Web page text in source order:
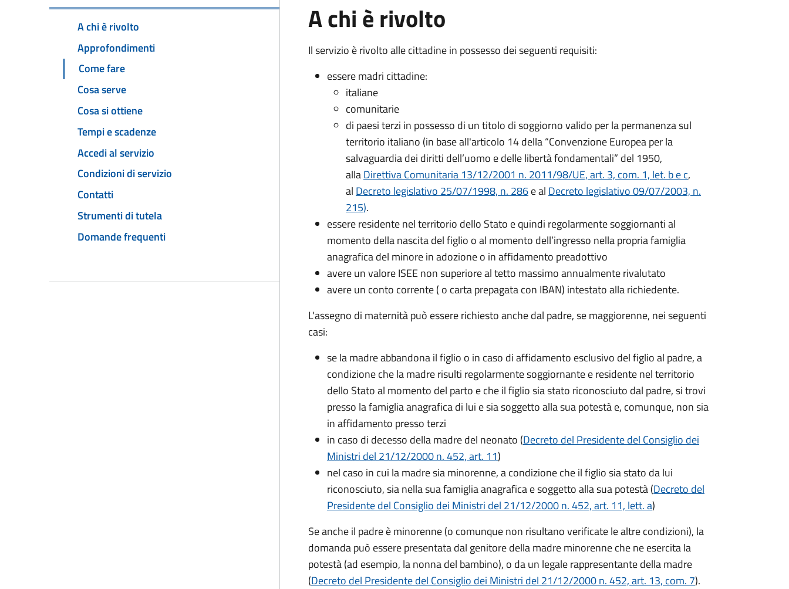
A chi è rivolto
Approfondimenti
Come fare
Cosa serve
Cosa si ottiene
Tempi e scadenze
Accedi al servizio
Condizioni di servizio
Contatti
Strumenti di tutela
Domande frequenti
A chi è rivolto
Il servizio è rivolto alle cittadine in possesso dei seguenti requisiti:
essere madri cittadine:
italiane
comunitarie
di paesi terzi in possesso di un titolo di soggiorno valido per la permanenza sul
territorio italiano (in base all'articolo 14 della “Convenzione Europea per la
salvaguardia dei diritti dell’uomo e delle libertà fondamentali” del 1950,
allaDirettiva Comunitaria 13/12/2001 n. 2011/98/UE, art. 3, com. 1, let. b e c,
al Decreto legislativo 25/07/1998, n. 286e al Decreto legislativo 09/07/2003, n.
215).
essere residente nel territorio dello Stato e quindi regolarmente soggiornanti al
momento della nascita del figlio o al momento dell’ingresso nella propria famiglia
anagrafica del minore in adozione o in affidamento preadottivo
avere un valore ISEE non superiore al tetto massimo annualmente rivalutato
avere un conto corrente ( o carta prepagata con IBAN) intestato alla richiedente.
L'assegno di maternità può essere richiesto anche dal padre, se maggiorenne, nei seguenti
casi:
se la madre abbandona il figlio o in caso di affidamento esclusivo del figlio al padre, a
condizione che la madre risulti regolarmente soggiornante e residente nel territorio
dello Stato al momento del parto e che il figlio sia stato riconosciuto dal padre, si trovi
presso la famiglia anagrafica di lui e sia soggetto alla sua potestà e, comunque, non sia
in affidamento presso terzi
in caso di decesso della madre del neonato (Decreto del Presidente del Consiglio dei
Ministri del 21/12/2000 n. 452, art. 11)
nel caso in cui la madre sia minorenne, a condizione che il figlio sia stato da lui
riconosciuto, sia nella sua famiglia anagrafica e soggetto alla sua potestà (Decreto del
Presidente del Consiglio dei Ministri del 21/12/2000 n. 452, art. 11, lett. a)
Se anche il padre è minorenne (o comunque non risultano verificate le altre condizioni), la
domanda può essere presentata dal genitore della madre minorenne che ne esercita la
potestà (ad esempio, la nonna del bambino), o da un legale rappresentante della madre
(Decreto del Presidente del Consiglio dei Ministri del 21/12/2000 n. 452, art. 13, com. 7).